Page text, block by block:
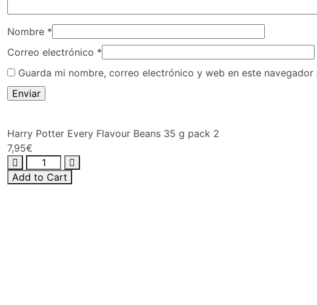
Nombre *
Correo electrónico *
Guarda mi nombre, correo electrónico y web en este
Harry Potter Every Flavour Beans 35 g pack 2
7,95€
Add to Cart